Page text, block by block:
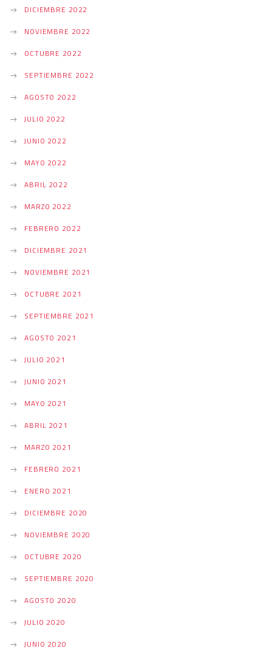
DICIEMBRE 2022
NOVIEMBRE 2022
OCTUBRE 2022
SEPTIEMBRE 2022
AGOSTO 2022
JULIO 2022
JUNIO 2022
MAYO 2022
ABRIL 2022
MARZO 2022
FEBRERO 2022
DICIEMBRE 2021
NOVIEMBRE 2021
OCTUBRE 2021
SEPTIEMBRE 2021
AGOSTO 2021
JULIO 2021
JUNIO 2021
MAYO 2021
ABRIL 2021
MARZO 2021
FEBRERO 2021
ENERO 2021
DICIEMBRE 2020
NOVIEMBRE 2020
OCTUBRE 2020
SEPTIEMBRE 2020
AGOSTO 2020
JULIO 2020
JUNIO 2020